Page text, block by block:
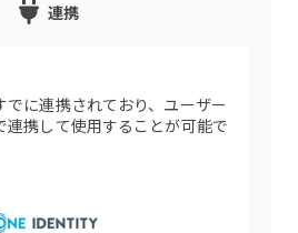
連携
でに連携されており、ユーザー
連携して使用することが可能で